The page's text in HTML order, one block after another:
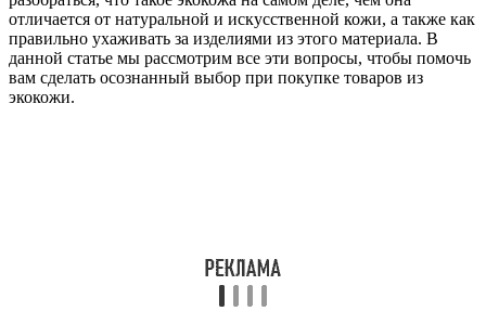
отличается от натуральной и искусственной кожи, а также как
правильно ухаживать за изделиями из этого материала. В
данной статье мы рассмотрим все эти вопросы, чтобы помочь
вам сделать осознанный выбор при покупке товаров из
экокожи.